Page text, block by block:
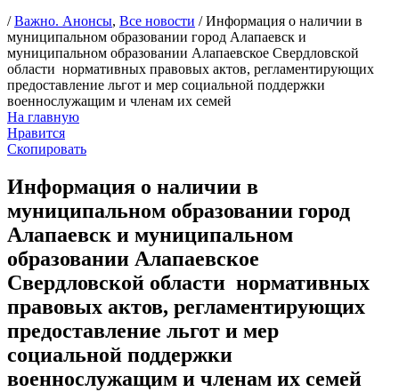
/Важно. Анонсы, Все новости / Информация о наличии в
муниципальном образовании город Алапаевск и
муниципальном образовании Алапаевское Свердловской
области нормативных правовых актов, регламентирующих
предоставление льгот и мер социальной поддержки
военнослужащим и членам их семей
На главную
Нравится
Скопировать
Информация о наличии в
муниципальном образовании город
Алапаевск и муниципальном
образовании Алапаевское
Свердловской области нормативных
правовых актов, регламентирующих
предоставление льгот и мер
социальной поддержки
военнослужащим и членам их семей